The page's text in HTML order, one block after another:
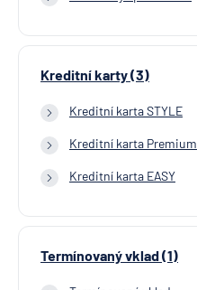
Kreditní karty (3)
Kreditní karta STYLE
Kreditní karta Premium
Kreditní karta EASY
Termínovaný vklad (1)